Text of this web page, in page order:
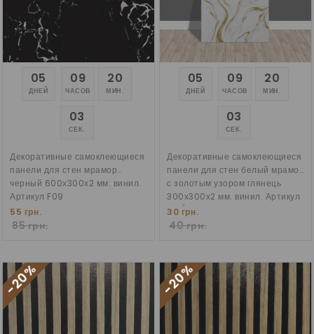
05
ДНЕЙ
09
ЧАСОВ
20
МИН.
02
СЕК.
Декоративные самоклеющиеся
панели для стен мрамор
черный 600х300х2 мм. винил.
Артикул F09
55 грн.
85 грн.
05
ДНЕЙ
09
ЧАСОВ
20
МИН.
02
СЕК.
Декоративные самоклеющиеся
панели для стен белый мрамор
с золотым узором глянець
300х300х2 мм. винил. Артикул
F01/2
30 грн.
40 грн.
-20% -20%